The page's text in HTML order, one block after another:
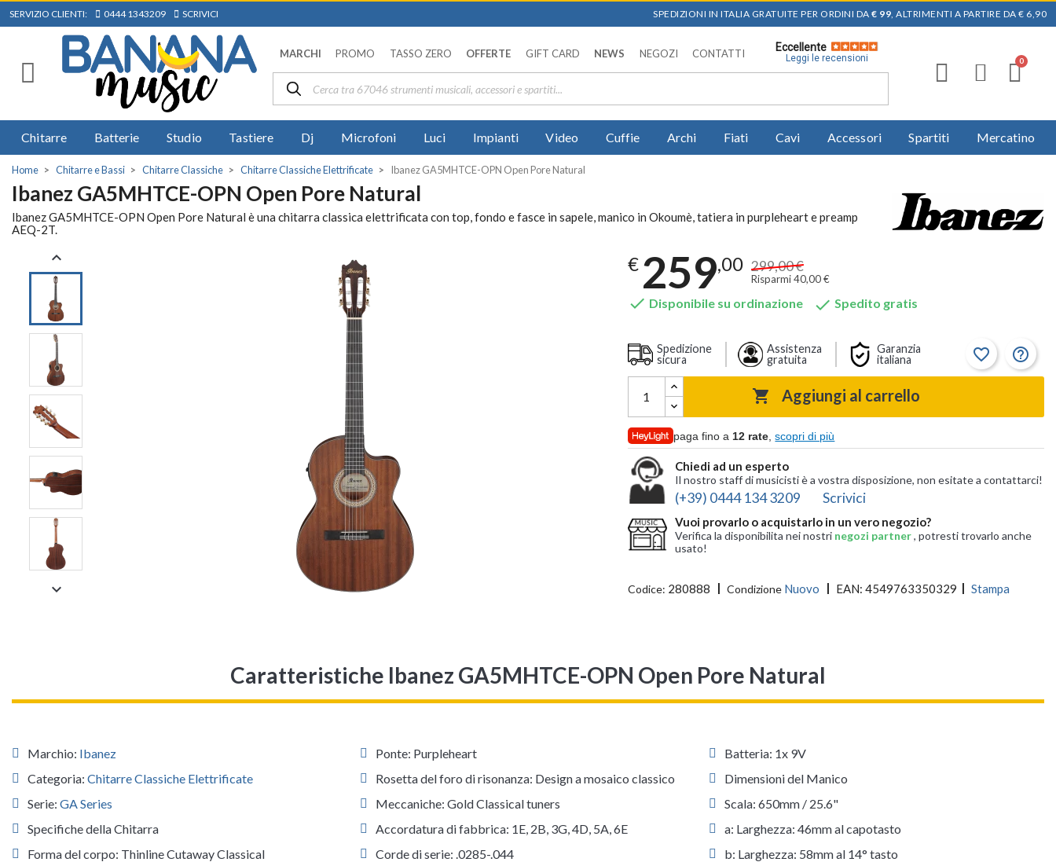
SERVIZIO CLIENTI: 0444 1343209 SCRIVICI SPEDIZIONI IN ITALIA GRATUITE PER ORDINI DA € 99, ALTRIMENTI A PARTIRE DA € 6,90
MARCHI PROMO TASSO ZERO OFFERTE GIFT CARD NEWS NEGOZI CONTATTI
Eccellente
Leggi le recensioni
Chitarre Batterie Studio Tastiere Dj Microfoni Luci Impianti Video Cuffie Archi Fiati Cavi Accessori Spartiti Mercatino
Home Chitarre e Bassi Chitarre Classiche Chitarre Classiche Elettrificate Ibanez GA5MHTCE-OPN Open Pore Natural
Ibanez GA5MHTCE-OPN Open Pore Natural
Ibanez GA5MHTCE-OPN Open Pore Natural è una chitarra classica elettrificata con top, fondo e fasce in sapele, manico in Okoumè, tatiera in purpleheart e preamp
AEQ-2T.


€ 259,00 299,00 €
Risparmi 40,00 €
 Disponibile su ordinazione  Spedito gratis
Spedizione
sicura
Assistenza
gratuita
Garanzia
italiana
favorite_border help_outline
 Aggiungi al carrello
paga fino a 12 rate ,scopri di più
Chiedi ad un esperto
Il nostro staff di musicisti è a vostra disposizione, non esitate a contattarci!
(+39) 0444 134 3209 Scrivici
Vuoi provarlo o acquistarlo in un vero negozio?
Verifica la disponibilita nei nostri negozi partner, potresti trovarlo anche
usato!
Codice: 280888 Condizione Nuovo EAN: 4549763350329 Stampa
Caratteristiche Ibanez GA5MHTCE-OPN Open Pore Natural
Marchio: Ibanez
Categoria: Chitarre Classiche Elettrificate
Serie: GA Series
Specifiche della Chitarra
Forma del corpo: Thinline Cutaway Classical
Ponte: Purpleheart
Rosetta del foro di risonanza: Design a mosaico classico
Meccaniche: Gold Classical tuners
Accordatura di fabbrica: 1E, 2B, 3G, 4D, 5A, 6E
Corde di serie: .0285-.044
Batteria: 1x 9V
Dimensioni del Manico
Scala: 650mm / 25.6"
a: Larghezza: 46mm al capotasto
b: Larghezza: 58mm al 14° tasto